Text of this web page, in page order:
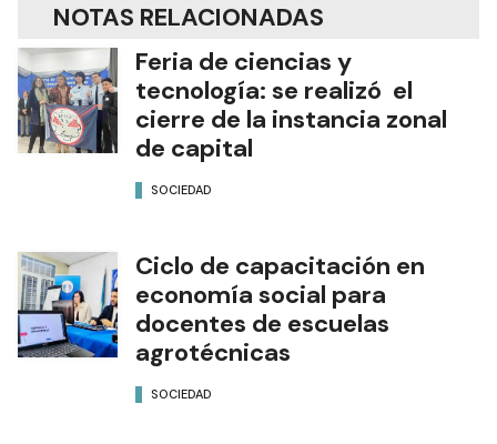
NOTAS RELACIONADAS
Feria de ciencias y
tecnología: se realizó el
cierre de la instancia zonal
de capital
SOCIEDAD
Ciclo de capacitación en
economía social para
docentes de escuelas
agrotécnicas
SOCIEDAD